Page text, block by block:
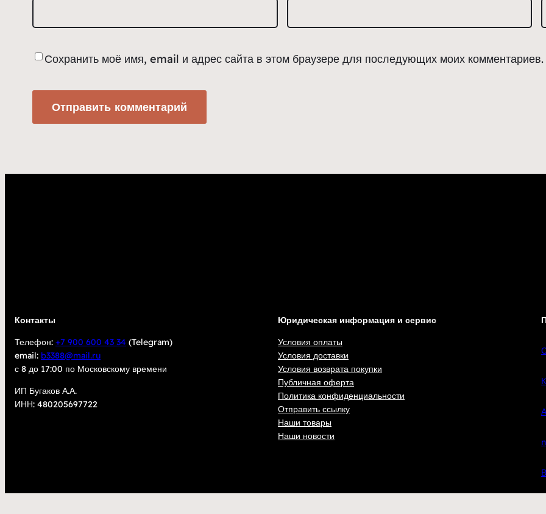
Сохранить моё имя, email и адрес сайта в этом браузере для последующих моих комментариев.
Контакты
Телефон: +7 900 600 43 34 (Telegram)
email: b3388@mail.ru
с 8 до 17:00 по Московскому времени
ИП Бугаков А.А.
ИНН: 480205697722
Юридическая информация и сервис
Условия оплаты
Условия доставки
Условия возврата покупки
Публичная оферта
Политика конфиденциальности
Отправить ссылку
Наши товары
Наши новости